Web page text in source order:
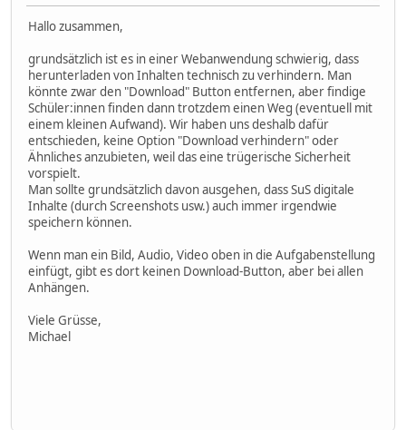
Hallo zusammen,
grundsätzlich ist es in einer Webanwendung schwierig, dass
herunterladen von Inhalten technisch zu verhindern. Man
könnte zwar den "Download" Button entfernen, aber findige
Schüler:innen finden dann trotzdem einen Weg (eventuell mit
einem kleinen Aufwand). Wir haben uns deshalb dafür
entschieden, keine Option "Download verhindern" oder
Ähnliches anzubieten, weil das eine trügerische Sicherheit
vorspielt.
Man sollte grundsätzlich davon ausgehen, dass SuS digitale
Inhalte (durch Screenshots usw.) auch immer irgendwie
speichern können.
Wenn man ein Bild, Audio, Video oben in die Aufgabenstellung
einfügt, gibt es dort keinen Download-Button, aber bei allen
Anhängen.
Viele Grüsse,
Michael